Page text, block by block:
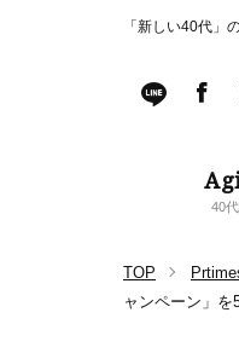
「新しい40代」
40
TOP
ャンペーン」を